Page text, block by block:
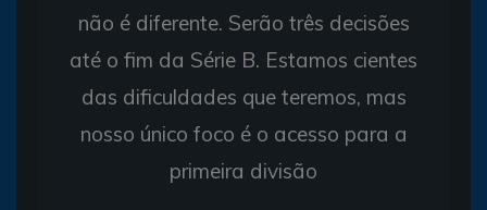
não é diferente. Serão três decisões
até o fim da Série B. Estamos cientes
das dificuldades que teremos, mas
nosso único foco é o acesso para a
primeira divisão